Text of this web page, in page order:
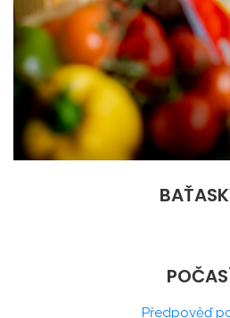
Předpověď